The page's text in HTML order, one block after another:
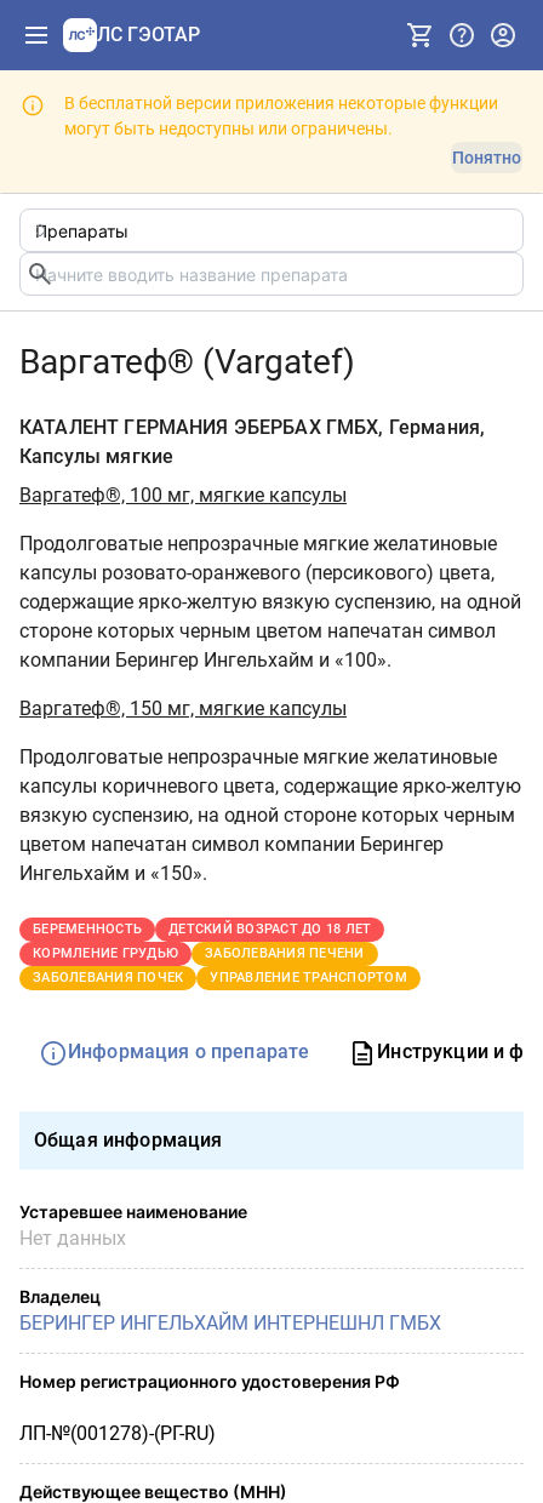
ЛС ГЭОТАР
В бесплатной версии приложения некоторые функции
могут быть недоступны или ограничены.
Понятно
Варгатеф® (Vargatef)
КАТАЛЕНТ ГЕРМАНИЯ ЭБЕРБАХ ГМБХ, Германия,
Капсулы мягкие
Варгатеф®, 100 мг, мягкие капсулы
Продолговатые непрозрачные мягкие желатиновые
капсулы розовато-оранжевого (персикового) цвета,
содержащие ярко-желтую вязкую суспензию, на одной
стороне которых черным цветом напечатан символ
компании Берингер Ингельхайм и «100».
Варгатеф®, 150 мг, мягкие капсулы
Продолговатые непрозрачные мягкие желатиновые
капсулы коричневого цвета, содержащие ярко-желтую
вязкую суспензию, на одной стороне которых черным
цветом напечатан символ компании Берингер
Ингельхайм и «150».
БЕРЕМЕННОСТЬ
ДЕТСКИЙ ВОЗРАСТ ДО 18 ЛЕТ
КОРМЛЕНИЕ ГРУДЬЮ
ЗАБОЛЕВАНИЯ ПЕЧЕНИ
ЗАБОЛЕВАНИЯ ПОЧЕК
УПРАВЛЕНИЕ ТРАНСПОРТОМ
Информация о препарате Инструкции и
Общая информация
Устаревшее наименование
Нет данных
Владелец
БЕРИНГЕР ИНГЕЛЬХАЙМ ИНТЕРНЕШНЛ ГМБХ
Номер регистрационного удостоверения РФ
ЛП-№(001278)-(РГ-RU)
Действующее вещество (МНН)